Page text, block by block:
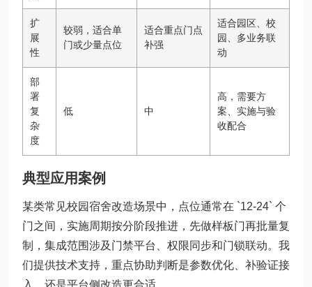
扩
展
性
较弱，适合单
门或少量点位
适合重点门点
补强
适合园区、校
园、多业务联
动
部
署
复
杂
度
低 中
高，需要方
案、实施与验
收配合
典型应用案例
某类常见校园宿舍改造场景中，点位通常在 `12-24` 个
门之间，实施周期按分阶段推进，先做样板门再批量复
制，集成范围涉及门禁平台、权限同步和门锁联动。我
们提供技术支持，重点协助判断是参数优化、补验证接
入，还是平台侧改造更合适。